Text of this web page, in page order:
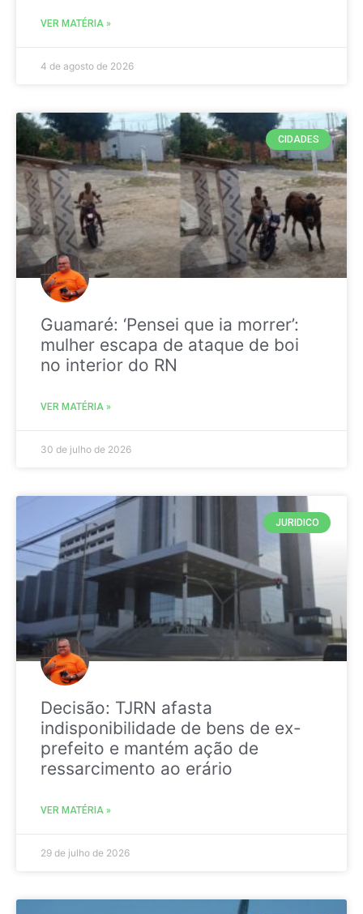
VER MATÉRIA »
4 de agosto de 2026
CIDADES
Guamaré: ‘Pensei que ia morrer’:
mulher escapa de ataque de boi
no interior do RN
VER MATÉRIA »
30 de julho de 2026
JURIDICO
Decisão: TJRN afasta
indisponibilidade de bens de ex-
prefeito e mantém ação de
ressarcimento ao erário
VER MATÉRIA »
29 de julho de 2026